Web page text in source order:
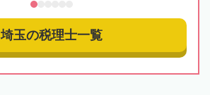
埼玉の税理士一覧